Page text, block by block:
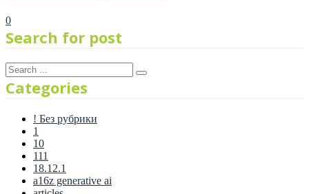
0
Search for post
Categories
! Без рубрики
1
10
111
18.12.1
a16z generative ai